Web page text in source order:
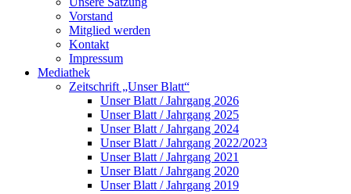
Vorstand
Mitglied werden
Kontakt
Impressum
Mediathek
Zeitschrift „Unser Blatt“
Unser Blatt / Jahrgang 2026
Unser Blatt / Jahrgang 2025
Unser Blatt / Jahrgang 2024
Unser Blatt / Jahrgang 2022/2023
Unser Blatt / Jahrgang 2021
Unser Blatt / Jahrgang 2020
Unser Blatt / Jahrgang 2019